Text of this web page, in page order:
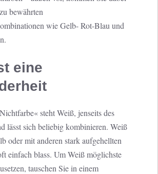
bewährten
wie Gelb- Rot-Blau und
eine
steht Weiß, jenseits des
lässt sich beliebig kombinieren. Weiß
oder mit anderen stark aufgehellten
einfach blass. Um Weiß möglichste
tauschen Sie in einem